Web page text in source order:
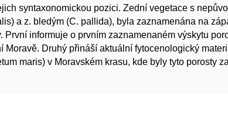
syntaxonomickou pozici. Zední vegetace s
a z. bledým (C. pallida), byla zaznamenána na
První informuje o prvním zaznamenaném výskytu
Moravě. Druhý přináší aktuální fytocenologický
maris) v Moravském krasu, kde byly tyto porosty